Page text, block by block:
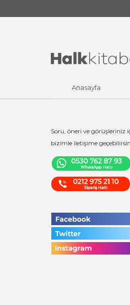
Anasayfa
Soru, öneri ve görüşleriniz
bizimle iletişime